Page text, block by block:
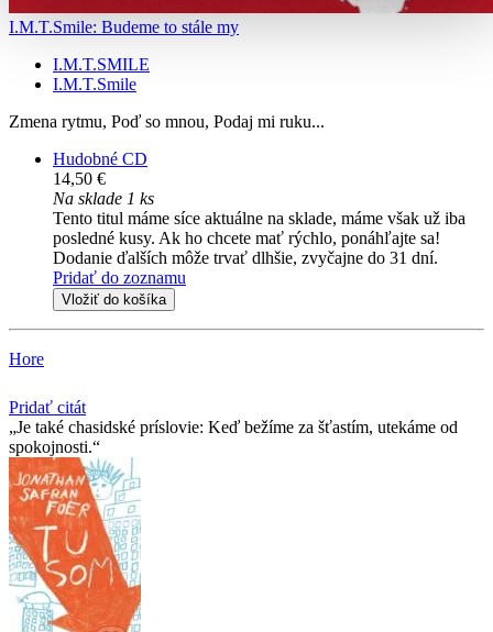
I.M.T.Smile: Budeme to stále my
I.M.T.SMILE
I.M.T.Smile
Zmena rytmu, Poď so mnou, Podaj mi ruku...
Hudobné CD
14,50 €
Na sklade 1 ks
Tento titul máme síce aktuálne na sklade, máme však už iba
posledné kusy. Ak ho chcete mať rýchlo, ponáhľajte sa!
Dodanie ďalších môže trvať dlhšie, zvyčajne do 31 dní.
Pridať do zoznamu
Vložiť do košíka
Hore
Pridať citát
Je také chasidské príslovie: Keď bežíme za šťastím, utekáme od
spokojnosti.